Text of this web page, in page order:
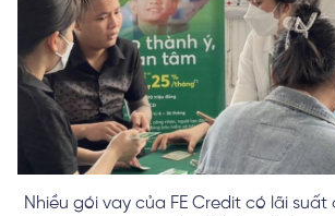
Nhiều gói vay của FE Credit có lãi suất